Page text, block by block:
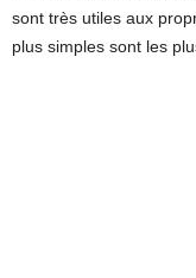
sont très utiles aux
plus simples sont les